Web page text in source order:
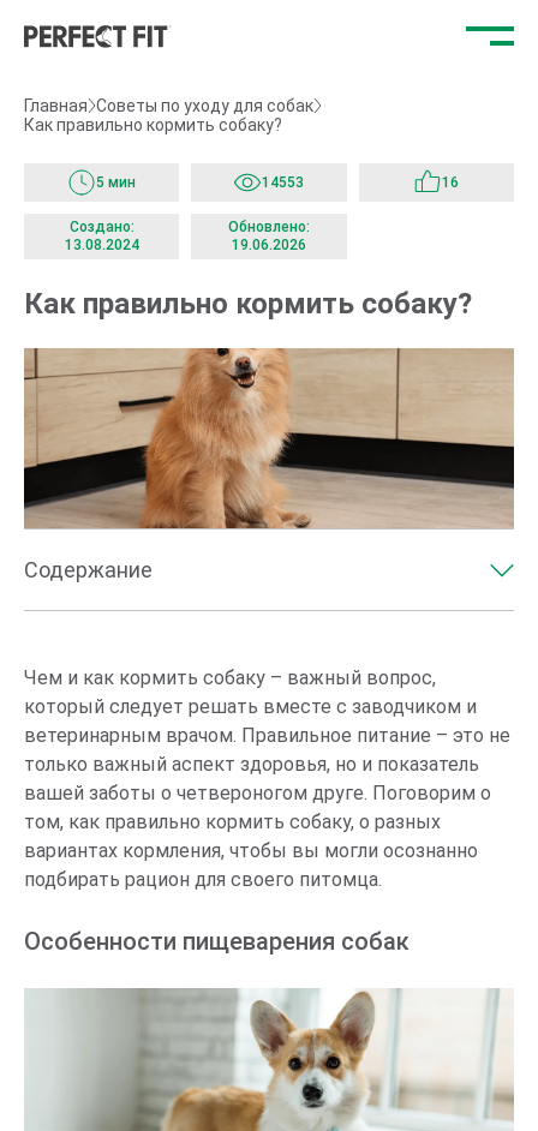
Главная Советы по уходу для собак
Как правильно кормить собаку?
5 мин 14553 16
Создано:
13.08.2024
Обновлено:
19.06.2026
Как правильно кормить собаку?
Содержание
Каким типом корма кормить питомца?
Сколько корма давать собаке?
Сколько раз в день кормить собаку?
Сколько воды должна пить собака
Зачем давать собаке лакомства
Почему питомца нельзя кормить со стола?
Чем и как кормить собаку – важный вопрос,
который следует решать вместе с заводчиком и
ветеринарным врачом. Правильное питание – это не
только важный аспект здоровья, но и показатель
вашей заботы о четвероногом друге. Поговорим о
том, как правильно кормить собаку, о разных
вариантах кормления, чтобы вы могли осознанно
подбирать рацион для своего питомца.
Особенности пищеварения собак